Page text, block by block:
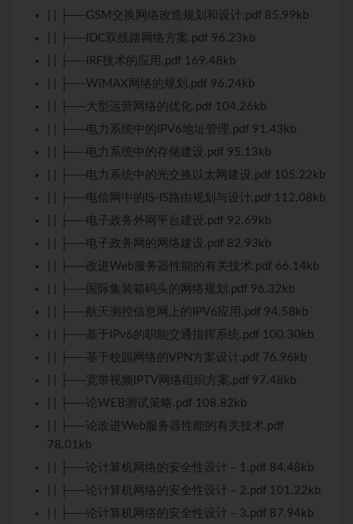
| | ├──GSM交换网络改造规划和设计.pdf 85.99kb
| | ├──IDC双线路网络方案.pdf 96.23kb
| | ├──IRF技术的应用.pdf 169.48kb
| | ├──WiMAX网络的规划.pdf 96.24kb
| | ├──大型运营网络的优化.pdf 104.26kb
| | ├──电力系统中的IPV6地址管理.pdf 91.43kb
| | ├──电力系统中的存储建设.pdf 95.13kb
| | ├──电力系统中的光交换以太网建设.pdf 105.22kb
| | ├──电信网中的IS-IS路由规划与设计.pdf 112.08kb
| | ├──电子政务外网平台建设.pdf 92.69kb
| | ├──电子政务网的网络建设.pdf 82.93kb
| | ├──改进Web服务器性能的有关技术.pdf 66.14kb
| | ├──国际集装箱码头的网络规划.pdf 96.32kb
| | ├──航天测控信息网上的IPV6应用.pdf 94.58kb
| | ├──基于IPv6的职能交通指挥系统.pdf 100.30kb
| | ├──基于校园网络的VPN方案设计.pdf 76.96kb
| | ├──宽带视频IPTV网络组织方案.pdf 97.48kb
| | ├──论WEB测试策略.pdf 108.82kb
| | ├──论改进Web服务器性能的有关技术.pdf
78.01kb
| | ├──论计算机网络的安全性设计－1.pdf 84.48kb
| | ├──论计算机网络的安全性设计－2.pdf 101.22kb
| | ├──论计算机网络的安全性设计－3.pdf 87.94kb